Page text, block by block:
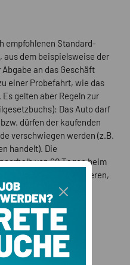
empfohlenen Standard-
dem beispielsweise der
an das Geschäft
einer Probefahrt, wie das
gelten aber Regeln zur
Das Auto darf
dürfen der kaufenden
verschwiegen werden (z.B.
handelt). Die
von 60 Tagen beim
es sich zu kontrollieren,
zur Eintragung der
nachkommt.